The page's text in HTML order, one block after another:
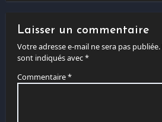
Laisser un commentaire
Votre adresse e-mail ne sera pas publiée.
sont indiqués avec*
Commentaire*